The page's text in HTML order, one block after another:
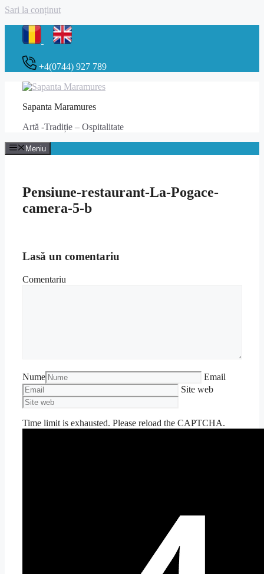
Sari la conținut
+4(0744) 927 789
Sapanta Maramures
Artă -Tradiție – Ospitalitate
Meniu
Pensiune-restaurant-La-Pogace-
camera-5-b
Lasă un comentariu
Comentariu
Nume
Email
Site web
Time limit is exhausted. Please reload the CAPTCHA.